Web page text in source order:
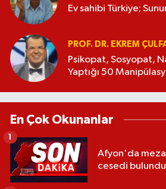
Ev sahibi Türkiye;
PROF. DR. EKREM
Psikopat, Sosyopat,
Yaptığı 50
En Çok Okunanlar
Afyon'da
cesedi bulundu
1